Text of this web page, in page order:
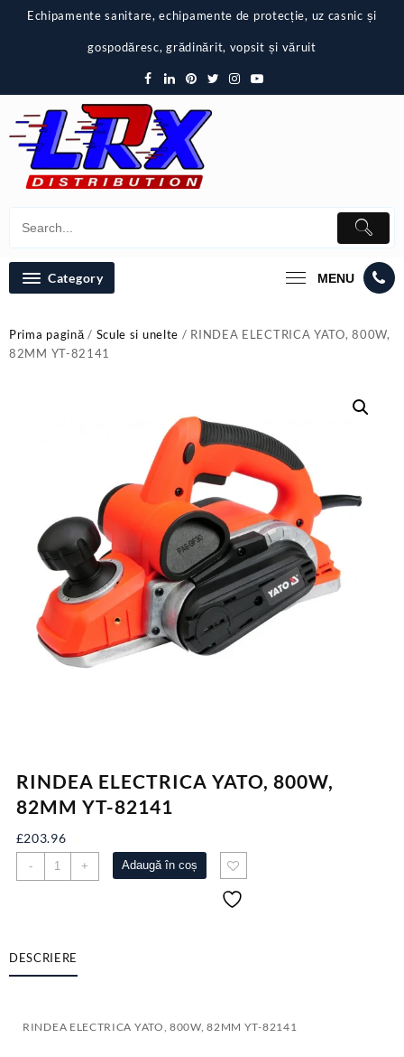
Echipamente sanitare, echipamente de protecție, uz casnic și
gospodăresc, grădinărit, vopsit și văruit
Category MENU
Prima pagină/ Scule si unelte / RINDEA ELECTRICA YATO, 800W,
82MM YT-82141
RINDEA ELECTRICA YATO, 800W,
82MM YT-82141
£203.96
-
Cantitate
RINDEA
82MM
YT-
+ Adaugă în coș
DESCRIERE
RINDEA ELECTRICA YATO, 800W, 82MM YT-82141